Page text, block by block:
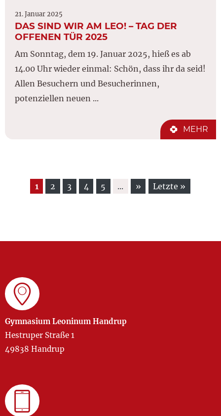
21. Januar 2025
DAS SIND WIR AM LEO! – TAG DER
OFFENEN TÜR 2025
Am Sonntag, dem 19. Januar 2025, hieß es ab
14.00 Uhr wieder einmal: Schön, dass ihr da seid!
Allen Besuchern und Besucherinnen,
potenziellen neuen ...
MEHR
1 2 3 4 5 ... » Letzte »
Gymnasium Leoninum Handrup
Hestruper Straße 1
49838 Handrup